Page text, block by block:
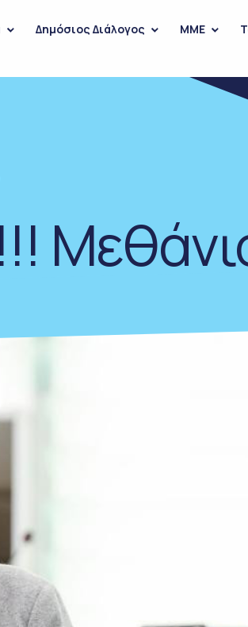
Δημόσιος Διάλογος ΜΜΕ